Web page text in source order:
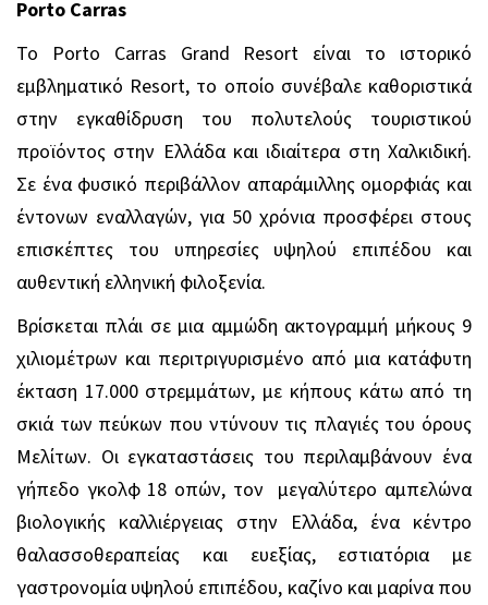
Porto Carras
To
Porto Carras Grand Resort είναι το ιστορικό
εμβληματικό Resort, το οποίο συνέβαλε καθοριστικά
στην εγκαθίδρυση του πολυτελούς τουριστικού
προϊόντος στην Ελλάδα και ιδιαίτερα στη Χαλκιδική.
Σε ένα φυσικό περιβάλλον απαράμιλλης ομορφιάς και
έντονων εναλλαγών, για 50 χρόνια προσφέρει στους
επισκέπτες του υπηρεσίες υψηλού επιπέδου και
αυθεντική ελληνική φιλοξενία.
Βρίσκεται πλάι σε μια αμμώδη ακτογραμμή μήκους 9
χιλιομέτρων και περιτριγυρισμένο από μια κατάφυτη
έκταση 17.000 στρεμμάτων, με κήπους κάτω από τη
σκιά των πεύκων που ντύνουν τις πλαγιές του όρους
Μελίτων. Οι εγκαταστάσεις του περιλαμβάνουν ένα
γήπεδο γκολφ 18 οπών, τον μεγαλύτερο αμπελώνα
βιολογικής καλλιέργειας στην Ελλάδα, ένα κέντρο
θαλασσοθεραπείας και ευεξίας, εστιατόρια με
γαστρονομία υψηλού επιπέδου, καζίνο και μαρίνα που